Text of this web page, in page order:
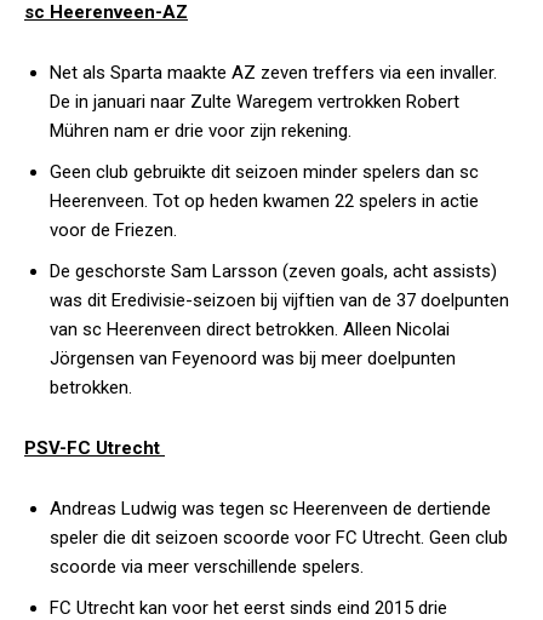
sc Heerenveen-AZ
Net als Sparta maakte AZ zeven treffers via een invaller.
De in januari naar Zulte Waregem vertrokken Robert
Mühren nam er drie voor zijn rekening.
Geen club gebruikte dit seizoen minder spelers dan sc
Heerenveen. Tot op heden kwamen 22 spelers in actie
voor de Friezen.
De geschorste Sam Larsson (zeven goals, acht assists)
was dit Eredivisie-seizoen bij vijftien van de 37 doelpunten
van sc Heerenveen direct betrokken. Alleen Nicolai
Jörgensen van Feyenoord was bij meer doelpunten
betrokken.
PSV-FC Utrecht
Andreas Ludwig was tegen sc Heerenveen de dertiende
speler die dit seizoen scoorde voor FC Utrecht. Geen club
scoorde via meer verschillende spelers.
FC Utrecht kan voor het eerst sinds eind 2015 drie